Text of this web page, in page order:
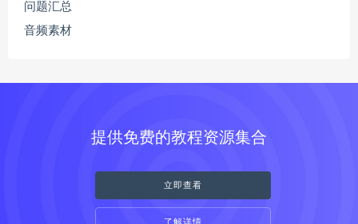
问题汇总
音频素材
提供免费的教程资源集合
立即查看